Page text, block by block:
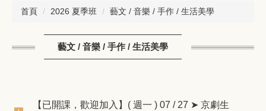
首頁
2026 夏季班 藝文 / 音樂 / 手作 / 生活美學
藝文 / 音樂 / 手作 / 生活美學
【已開課，歡迎加入】( 週一 ) 07 / 27 ➤ 京劇生